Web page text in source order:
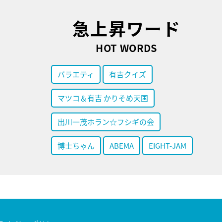
急上昇ワード
HOT WORDS
バラエティ 有吉クイズ
マツコ＆有吉 かりそめ天国
出川一茂ホラン☆フシギの会
博士ちゃん ABEMA EIGHT-JAM